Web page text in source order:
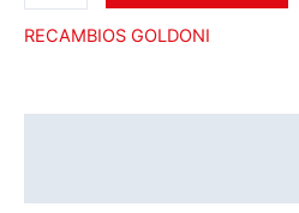
RECAMBIOS GOLDONI